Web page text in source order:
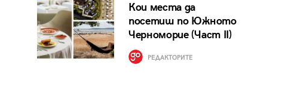
Кои места да
посетиш по Южното
Черноморие (Част II)
РЕДАКТОРИТЕ